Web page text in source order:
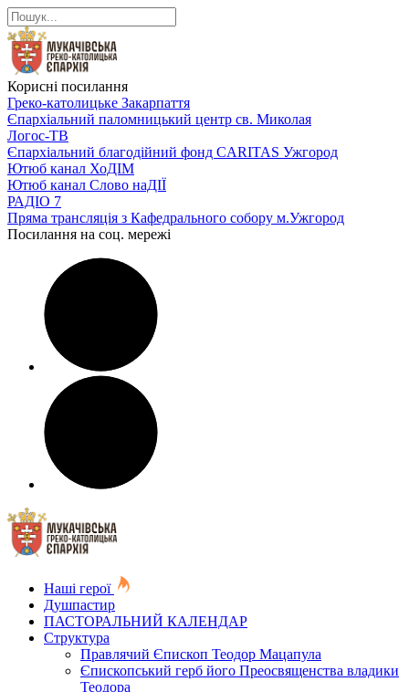
Корисні посилання
Греко-католицьке Закарпаття
Єпархіальний паломницький центр св. Миколая
Логос-ТВ
Єпархіальний благодійний фонд CARITAS Ужгород
Ютюб канал ХоДІМ
Ютюб канал Слово наДІЇ
РАДІО 7
Пряма трансляція з Кафедрального собору м.Ужгород
Посилання на соц. мережі
Наші герої
Душпастир
ПАСТОРАЛЬНИЙ КАЛЕНДАР
Структура
Правлячий Єпископ Теодор Мацапула
Єпископський герб його Преосвященства владики
Теодора